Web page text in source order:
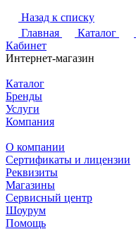
Назад к списку
Главная
Каталог
Кабинет
Интернет-магазин
Каталог
Бренды
Услуги
Компания
О компании
Сертификаты и лицензии
Реквизиты
Магазины
Сервисный центр
Шоурум
Помощь